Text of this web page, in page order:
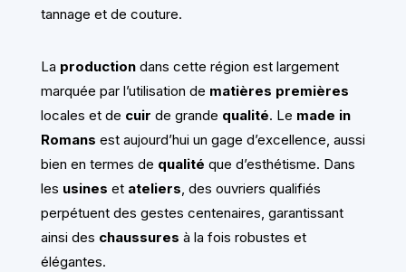
tannage et de couture.
La productiondans cette région est largement
marquée par l’utilisation de matières premières
locales et de cuir de grande qualité. Le made in
Romans est aujourd’hui un gage d’excellence, aussi
bien en termes de qualité que d’esthétisme. Dans
les usines et ateliers, des ouvriers qualifiés
perpétuent des gestes centenaires, garantissant
ainsi des chaussures à la fois robustes et
élégantes.